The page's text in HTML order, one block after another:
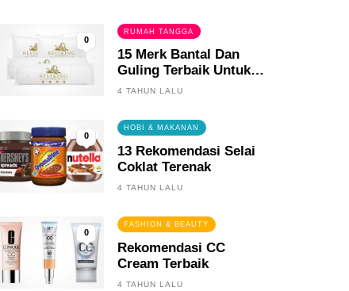
0
RUMAH TANGGA
15 Merk Bantal Dan
Guling Terbaik Untuk
Tidur Yang Berkualitas
4 TAHUN LALU
0
HOBI & MAKANAN
13 Rekomendasi Selai
Coklat Terenak
4 TAHUN LALU
0
FASHION & BEAUTY
Rekomendasi CC
Cream Terbaik
4 TAHUN LALU